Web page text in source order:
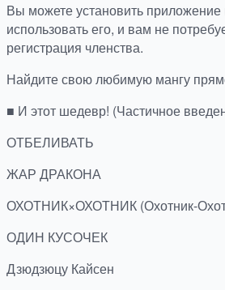
Вы можете установить приложение
использовать его, и вам не
регистрация членства.
Найдите свою любимую мангу
■ И этот шедевр! (Частичное
ОТБЕЛИВАТЬ
ЖАР ДРАКОНА
ОХОТНИК×ОХОТНИК (Охотник-
ОДИН КУСОЧЕК
Дзюдзюцу Кайсен